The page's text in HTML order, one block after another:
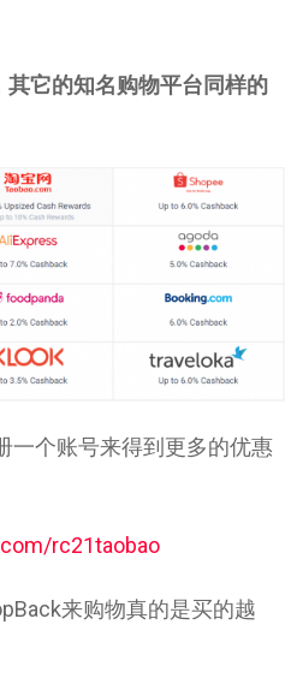
它的知名购物平台同样的
一个账号来得到更多的优惠
rc21taobao
来购物真的是买的越